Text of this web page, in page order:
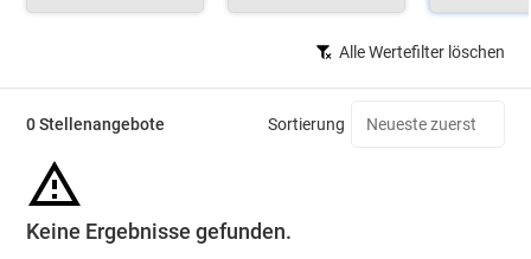
Alle Wertefilter löschen
0 Stellenangebote Sortierung
Keine Ergebnisse gefunden.